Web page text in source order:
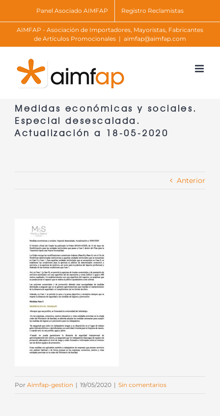
to
content
Panel Asociado AIMFAP Registro Reclamistas
AIMFAP - Asociación de Importadores, Mayoristas, Fabricantes
de Artículos Promocionales | aimfap@aimfap.com
Medidas económicas y sociales.
Especial desescalada.
Actualización a 18-05-2020
Anterior
Por Aimfap-gestion | 19/05/2020 | Sin comentarios